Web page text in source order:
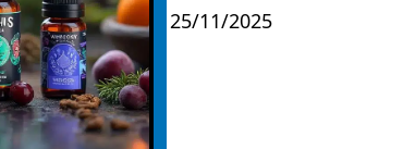
25/11/2025